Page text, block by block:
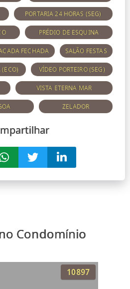
PORTARIA 24 HORAS (SEG)
PRÉDIO DE ESQUINA
FECHADA SALÃO FESTAS
(ECO) VÍDEO PORTEIRO (SEG)
VISTA ETERNA MAR
ZELADOR
Condomínio
10897